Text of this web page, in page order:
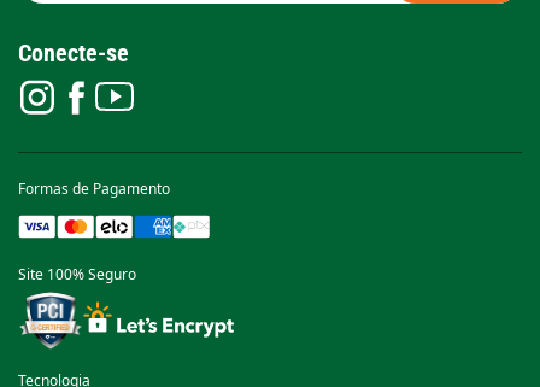
Conecte-se
Formas de Pagamento
Site 100% Seguro
Tecnologia